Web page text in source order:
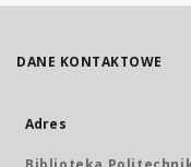
DANE KONTAKTOWE
Adres